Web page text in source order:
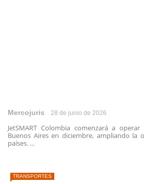
Mercojuris 28 de junio de 2026
JetSMART Colombia comenzará a
Buenos Aires en diciembre, ampliando la
países. ...
TRANSPORTES